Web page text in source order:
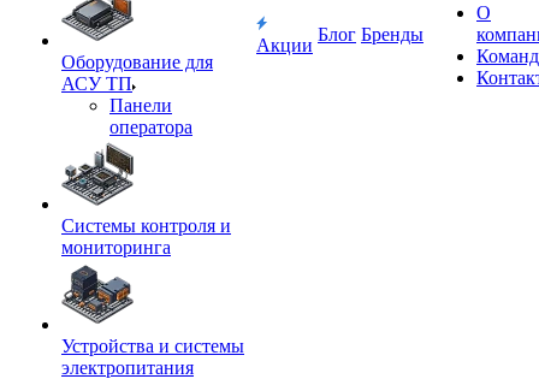
Оборудование для
АСУ ТП
Панели
оператора
Системы контроля и
мониторинга
Устройства и системы
электропитания
Акции
Блог Бренды
О